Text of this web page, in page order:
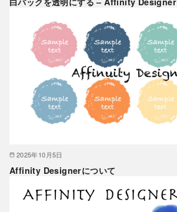
2025年10月5日
Affinity Designerについて